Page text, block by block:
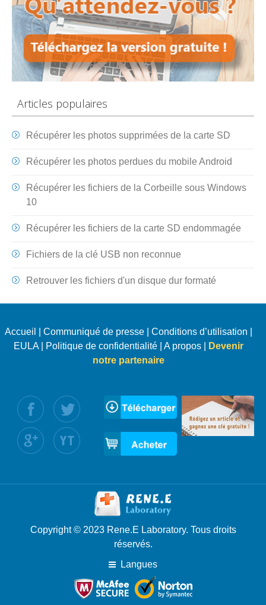
Articles populaires
Récupérer les photos supprimées de la carte SD
Récupérer les photos perdues du mobile Android
Récupérer les fichiers de la Corbeille sous Windows
10
Récupérer les fichiers de la carte SD endommagée
Fichiers de la clé USB non reconnue
Retrouver les fichiers d'un disque dur formaté
Accueil Communiqué de presse| Conditions d’utilisation
EULA| Politique de confidentialité| A propos|
Devenir
notre partenaire
nous :
Copyright © 2023 Rene.E Laboratory. Tous droits
réservés.
Langues